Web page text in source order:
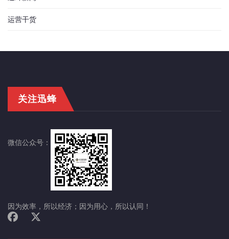
运营干货
关注迅蜂
微信公众号：
因为效率，所以经济；因为用心，所以认同！